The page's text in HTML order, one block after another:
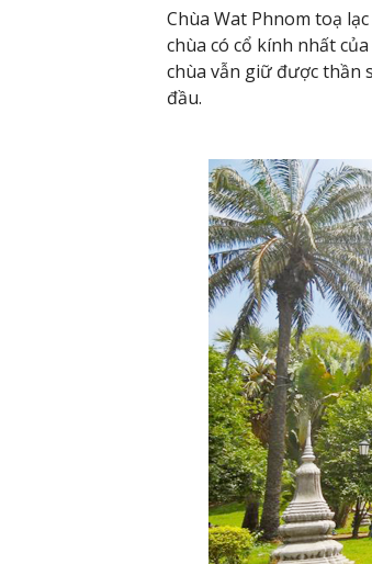
Chùa Wat Phnom toạ
chùa có cổ kính nhất
chùa vẫn giữ được thần
đầu.